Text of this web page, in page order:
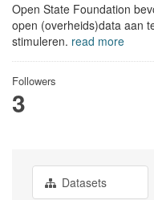
Open State Foundation
open (overheids)data aan
stimuleren. read more
Followers
3
Datasets